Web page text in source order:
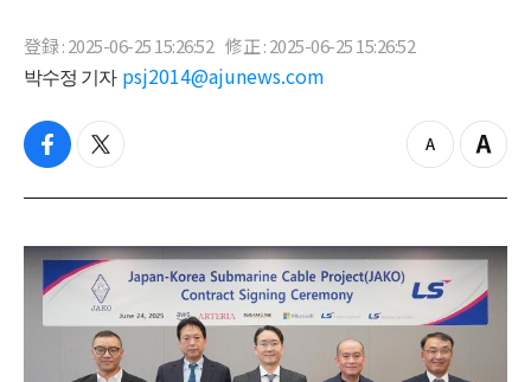
登録 : 2025-06-25 15:26:52 修正 : 2025-06-25 15:26:52
박수정 기자 psj2014@ajunews.com
f
c
b
o
o
t
i
t
e
r
z
o
o
u
t
Z
o
i
n